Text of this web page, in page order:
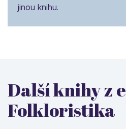
jinou knihu.
Další knihy z
Folkloristika